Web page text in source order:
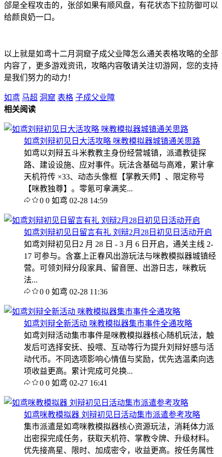
郃是全程攻击的，张郃如果有顺风盘，有花状态下拉防御可以
给颜良奶一口。
以上就是如鸢十二月洞窟子成父业障怎么通关表格攻略的全部
内容了，更多游戏资讯，攻略内容敬请关注切游网，您的支持
是我们努力的动力！
如鸢 马超 洞窟 表格 子成父业障
相关阅读
如鸢刘辩初见日大活攻略 咪教模拟器城镇通关思路
如鸢以刘辩五斗米教教主身份经营城镇，派遣教徒探
路、建设设施、应对事件。玩法含基础与高难，累计拿
天机符传 ×33、动态头像框【掌教天师】、限定称号
【咪教独尊】。零氪可拿满奖...
0 0 如鸢 02-28 14:59
如鸢刘辩初见日留言有礼 刘辩2月28日初见日活动开启
如鸢刘辩初见日2 月 28 日 - 3 月 6 日开启，通关主线 2-
17 可参与。含塞上正春风出游玩法与咪教模拟器城镇经
营。可领刘辩分段家具、留音匣、出游日志，咪教玩
法...
0 0 如鸢 02-28 11:36
如鸢刘辩全新活动 咪教模拟器集市事件全通攻略
如鸢刘辩活动集市事件是咪教模拟器核心随机玩法，触
发后可选择安抚、投喂、互动等行为提升刘辩好感与活
动代币。不同选项影响心情值与奖励，优先选温柔向选
项收益更高。累计完成可兑换...
0 0 如鸢 02-27 16:41
如鸢咪教模拟器 刘辩初见日活动集市派遣参考攻略
集市派遣是如鸢咪教模拟器核心资源玩法，消耗体力派
出密探完成任务，获取天机符、掌教令牌、升级材料。
优先接高星、限时、加成密令，收益更高。按任务属性